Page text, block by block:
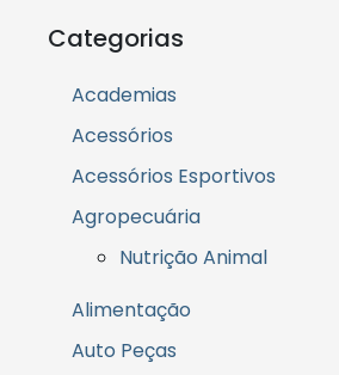
Categorias
Academias
Acessórios
Acessórios Esportivos
Agropecuária
Nutrição Animal
Alimentação
Auto Peças